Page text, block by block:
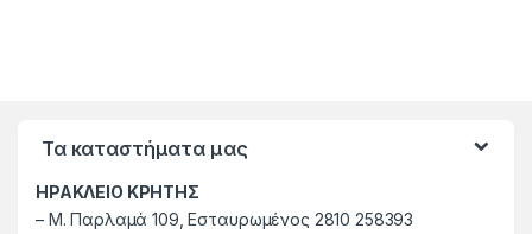
Τα καταστήματα μας
ΗΡΑΚΛΕΙΟ ΚΡΗΤΗΣ
– M. Παρλαμά 109, Εσταυρωμένος 2810 258393